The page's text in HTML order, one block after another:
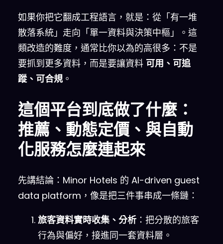
如果你把它翻成工程語言，就是：從「有一堆
散落系統」走向「單一資料與決策中樞」。這
類改造的難度，通常比你以為的高很多：不是
要抓到更多資料，而是要讓資料 可用、可追
蹤、可合規。
這個平台到底做了什麼：
推薦、動態定價、與自動
化服務怎麼連起來
先講結論：Minor Hotels 的 AI-driven guest
data platform，像是把三件事串成一條鏈：
旅客資料實時收集、分析 ：把分散的旅客
行為與偏好，接進同一套資料層。